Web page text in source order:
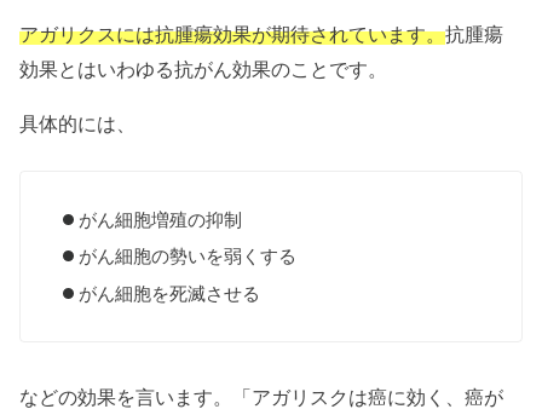
アガリクスには抗腫瘍効果が期待されています。抗腫瘍
効果とはいわゆる抗がん効果のことです。
具体的には、
がん細胞増殖の抑制
がん細胞の勢いを弱くする
がん細胞を死滅させる
などの効果を言います。「アガリスクは癌に効く、癌が